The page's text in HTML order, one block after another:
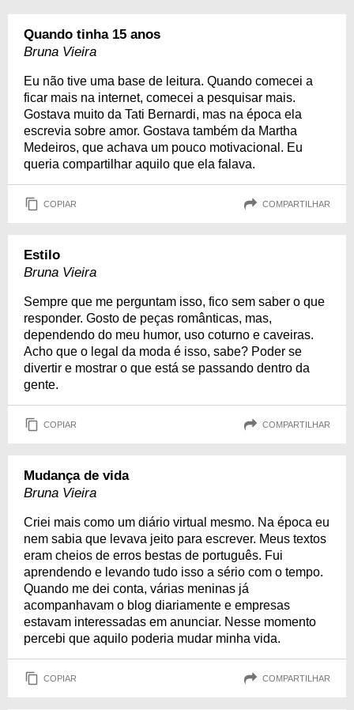
Quando tinha 15 anos
Bruna Vieira
Eu não tive uma base de leitura. Quando comecei a
ficar mais na internet, comecei a pesquisar mais.
Gostava muito da Tati Bernardi, mas na época ela
escrevia sobre amor. Gostava também da Martha
Medeiros, que achava um pouco motivacional. Eu
queria compartilhar aquilo que ela falava.
COPIAR COMPARTILHAR
Estilo
Bruna Vieira
Sempre que me perguntam isso, fico sem saber o que
responder. Gosto de peças românticas, mas,
dependendo do meu humor, uso coturno e caveiras.
Acho que o legal da moda é isso, sabe? Poder se
divertir e mostrar o que está se passando dentro da
gente.
COPIAR COMPARTILHAR
Mudança de vida
Bruna Vieira
Criei mais como um diário virtual mesmo. Na época eu
nem sabia que levava jeito para escrever. Meus textos
eram cheios de erros bestas de português. Fui
aprendendo e levando tudo isso a sério com o tempo.
Quando me dei conta, várias meninas já
acompanhavam o blog diariamente e empresas
estavam interessadas em anunciar. Nesse momento
percebi que aquilo poderia mudar minha vida.
COPIAR COMPARTILHAR